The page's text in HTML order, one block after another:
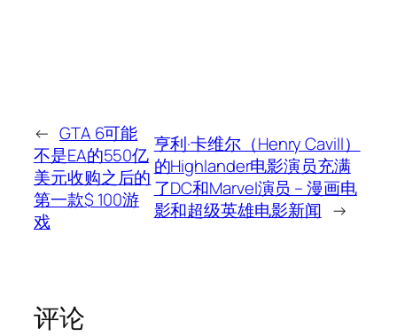
← GTA 6可能
不是EA的550亿
美元收购之后的
第一款$ 100游
戏
亨利·卡维尔（Henry Cavill）
的Highlander电影演员充满
了DC和Marvel演员 – 漫画电
影和超级英雄电影新闻 →
评论